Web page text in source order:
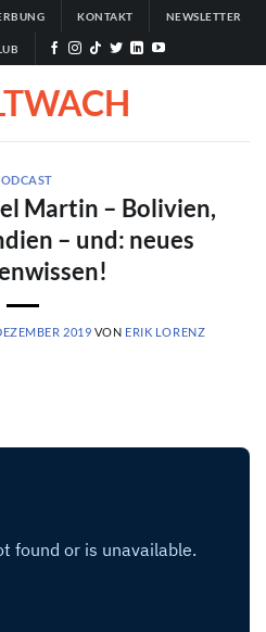
KONTAKT NEWSLETTER
Martin – Bolivien,
– und: neues
2019 VON ERIK LORENZ